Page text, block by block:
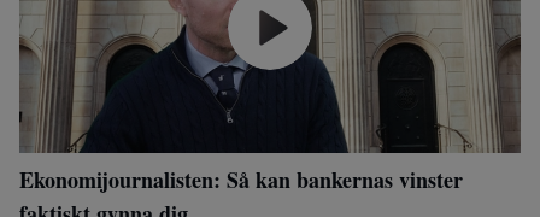
Ekonomijournalisten: Så kan bankernas vinster